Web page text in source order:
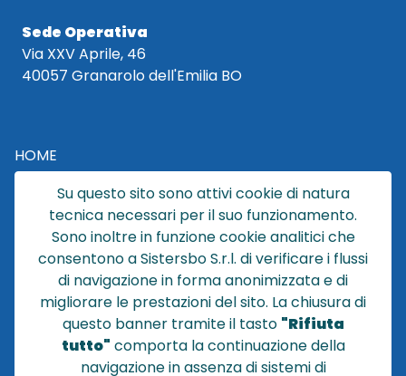
Sede Operativa
Via XXV Aprile, 46
40057 Granarolo dell'Emilia BO
HOME
CATALOGO
CHI SIAMO
NEWS
CONTATTACI
CONDIZIONI DI VENDITA
POLICY PRIVACY
NOTE LEGALI
Su questo sito sono attivi cookie di natura
tecnica necessari per il suo funzionamento.
Sono inoltre in funzione cookie analitici che
consentono a Sistersbo S.r.l. di verificare i flussi
di navigazione in forma anonimizzata e di
migliorare le prestazioni del sito. La chiusura di
questo banner tramite il tasto "Rifiuta
tutto" comporta la continuazione della
navigazione in assenza di sistemi di